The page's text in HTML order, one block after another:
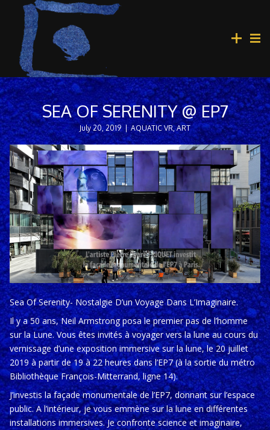
SEA OF SERENITY @ EP7
July 20, 2019 | AQUATIC VR,ART
Sea Of Serenity- Nostalgie D’un Voyage Dans L’Imaginaire.
Il y a 50 ans, Neil Armstrong posa le premier pas de l’homme
sur la Lune. Vous êtes invités à voyager vers la lune au cours du
vernissage d’une exposition immersive sur la lune, le 20 juillet
2019 à partir de 19 à 22 heures dans l’EP7 (à la sortie du métro
Bibliothèque François-Mitterrand, ligne 14).
J’investis la façade monumentale de l’EP7, donnant sur l’espace
public. A l’intérieur, je vous emmène sur la lune en différentes
installations immersives. Je confronte science et imaginaire,